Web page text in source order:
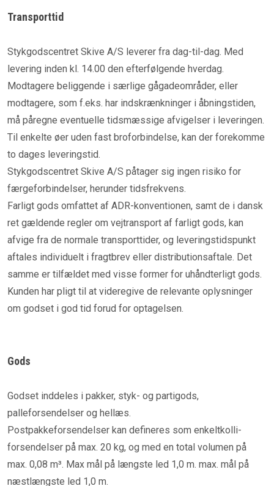
Transporttid
Stykgodscentret Skive A/S leverer fra dag-til-dag. Med
levering inden kl. 14.00 den efterfølgende hverdag.
Modtagere beliggende i særlige gågadeområder, eller
modtagere, som f.eks. har indskrænkninger i åbningstiden,
må påregne eventuelle tidsmæssige afvigelser i leveringen.
Til enkelte øer uden fast broforbindelse, kan der forekomme
to dages leveringstid.
Stykgodscentret Skive A/S påtager sig ingen risiko for
færgeforbindelser, herunder tidsfrekvens.
Farligt gods omfattet af ADR-konventionen, samt de i dansk
ret gældende regler om vejtransport af farligt gods, kan
afvige fra de normale transporttider, og leveringstidspunkt
aftales individuelt i fragtbrev eller distributionsaftale. Det
samme er tilfældet med visse former for uhåndterligt gods.
Kunden har pligt til at videregive de relevante oplysninger
om godset i god tid forud for optagelsen.
Gods
Godset inddeles i pakker, styk- og partigods,
palleforsendelser og hellæs.
Postpakkeforsendelser kan defineres som enkeltkolli-
forsendelser på max. 20 kg, og med en total volumen på
max. 0,08 m³. Max mål på længste led 1,0 m. max. mål på
næstlængste led 1,0 m.